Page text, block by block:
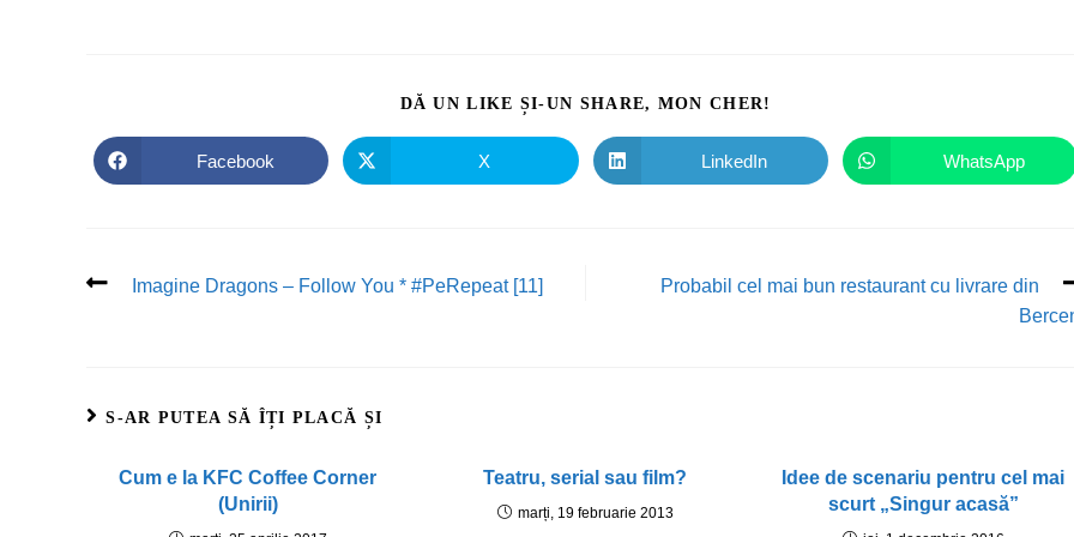
DĂ UN LIKE ȘI-UN SHARE, MON CHER!
Facebook X LinkedIn WhatsApp
Imagine Dragons – Follow You * #PeRepeat [11]
Probabil cel mai bun restaurant cu livrare din
S-AR PUTEA SĂ ÎȚI PLACĂ ȘI
Cum e la KFC Coffee Corner
(Unirii)
Teatru, serial sau film?
marți, 19 februarie 2013
Idee de scenariu pentru cel mai
scurt „Singur acasă”